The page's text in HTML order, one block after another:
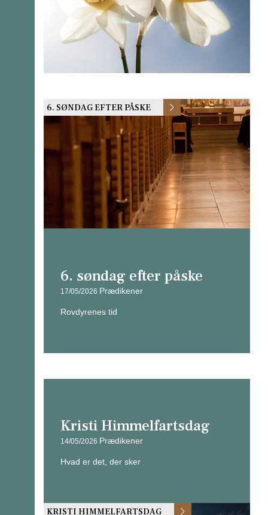
6. SØNDAG EFTER PÅSKE
6. søndag efter påske
17/05/2026 Prædikener
Rovdyrenes tid
Kristi Himmelfartsdag
14/05/2026 Prædikener
Hvad er det, der sker
KRISTI HIMMELFARTSDAG